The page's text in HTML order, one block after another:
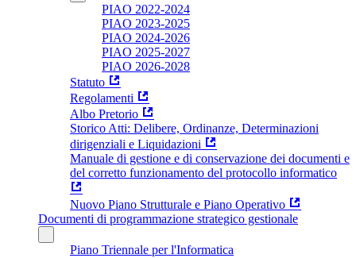
PIAO 2022-2024
PIAO 2023-2025
PIAO 2024-2026
PIAO 2025-2027
PIAO 2026-2028
Statuto
Regolamenti
Albo Pretorio
Storico Atti: Delibere, Ordinanze, Determinazioni
dirigenziali e Liquidazioni
Manuale di gestione e di conservazione dei documenti e
del corretto funzionamento del protocollo informatico
Nuovo Piano Strutturale e Piano Operativo
Documenti di programmazione strategico gestionale
Piano Triennale per l'Informatica